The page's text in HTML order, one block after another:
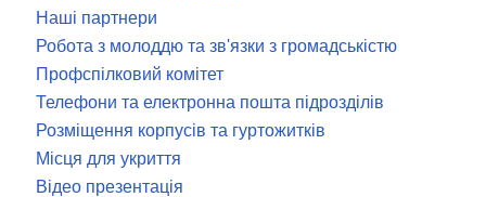
Наші партнери
Робота з молоддю та зв'язки з громадськістю
Профспілковий комітет
Телефони та електронна пошта підрозділів
Розміщення корпусів та гуртожитків
Місця для укриття
Відео презентація